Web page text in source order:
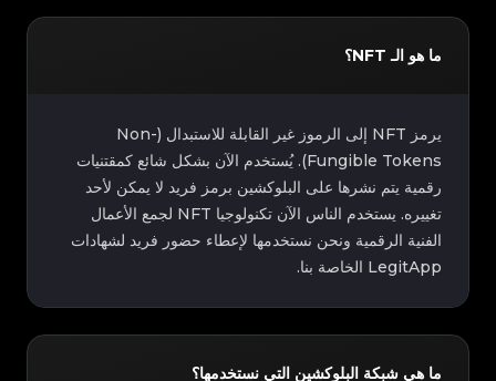
ما هو الـ NFT؟
يرمز NFT إلى الرموز غير القابلة للاستبدال (Non-
Fungible Tokens). يُستخدم الآن بشكل شائع كمقتنيات
رقمية يتم نشرها على البلوكشين برمز فريد لا يمكن لأحد
تغييره. يستخدم الناس الآن تكنولوجيا NFT لجمع الأعمال
الفنية الرقمية ونحن نستخدمها لإعطاء حضور فريد لشهادات
LegitApp الخاصة بنا.
ما هي شبكة البلوكشين التي نستخدمها؟